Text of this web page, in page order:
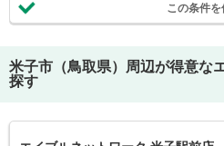
この条件を
米子市（鳥取県）
周辺が得意な
探す